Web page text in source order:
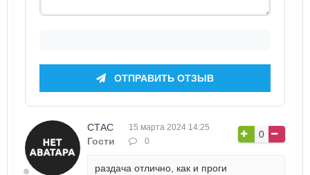
ОТПРАВИТЬ ОТЗЫВ
СТАС
Гости
15 марта 2024 14:25
0
0
раздача отлично, как и проги